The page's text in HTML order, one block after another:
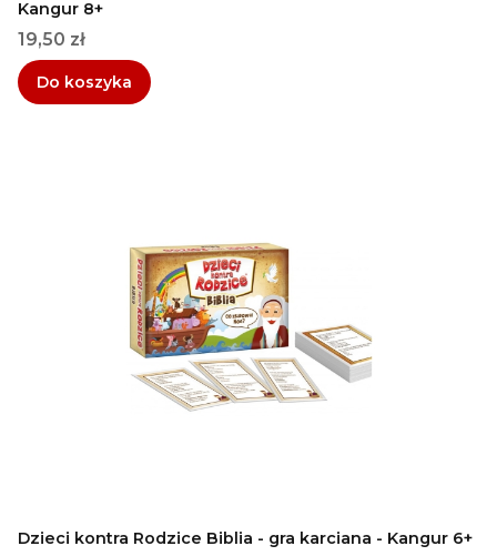
Kangur 8+
Cena
19,50 zł
Do koszyka
Dzieci kontra Rodzice Biblia - gra karciana - Kangur 6+